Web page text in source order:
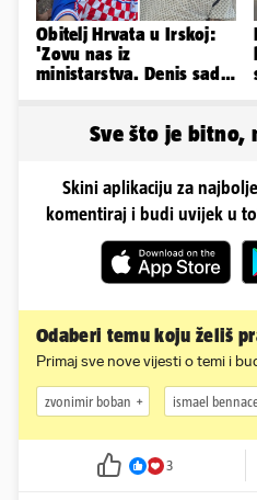
Obitelj Hrvata u Irskoj:
'Zovu nas iz
ministarstva. Denis sada
Sve što je bitno,
Skini aplikaciju za
komentiraj i budi uvijek u
Odaberi temu koju želiš
Primaj sve nove vijesti o temi i
zvonimir boban ismael
3